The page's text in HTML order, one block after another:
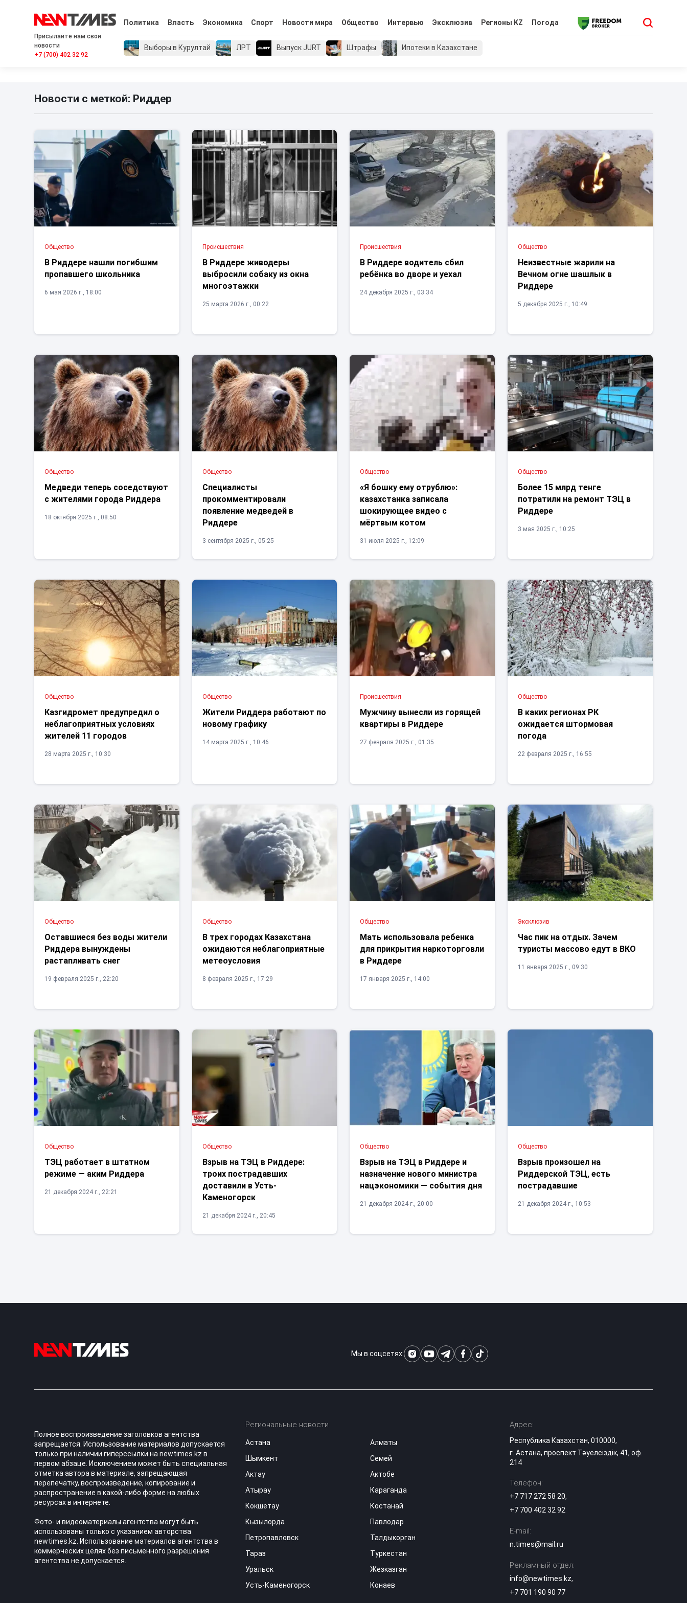
Присылайте нам свои
новости
+7 (700) 402 32 92
Политика Власть Экономика Спорт Новости мира Общество Интервью Эксклюзив Регионы KZ Погода
Выборы в Курултай ЛРТ Выпуск JURT Штрафы Ипотеки в Казахстане
Новости с меткой: Риддер
Общество
В Риддере нашли погибшим
пропавшего школьника
6 мая 2026 г., 18:00
Проиcшествия
В Риддере живодеры
выбросили собаку из окна
многоэтажки
25 марта 2026 г., 00:22
Проиcшествия
В Риддере водитель сбил
ребёнка во дворе и уехал
24 декабря 2025 г., 03:34
Общество
Неизвестные жарили на
Вечном огне шашлык в
Риддере
5 декабря 2025 г., 10:49
Общество
Медведи теперь соседствуют
с жителями города Риддера
18 октября 2025 г., 08:50
Общество
Специалисты
прокомментировали
появление медведей в
Риддере
3 сентября 2025 г., 05:25
Общество
«Я бошку ему отрублю»:
казахстанка записала
шокирующее видео с
мёртвым котом
31 июля 2025 г., 12:09
Общество
Более 15 млрд тенге
потратили на ремонт ТЭЦ в
Риддере
3 мая 2025 г., 10:25
Общество
Казгидромет предупредил о
неблагоприятных условиях
жителей 11 городов
28 марта 2025 г., 10:30
Общество
Жители Риддера работают по
новому графику
14 марта 2025 г., 10:46
Проиcшествия
Мужчину вынесли из горящей
квартиры в Риддере
27 февраля 2025 г., 01:35
Общество
В каких регионах РК
ожидается штормовая
погода
22 февраля 2025 г., 16:55
Общество
Оставшиеся без воды жители
Риддера вынуждены
растапливать снег
19 февраля 2025 г., 22:20
Общество
В трех городах Казахстана
ожидаются неблагоприятные
метеоусловия
8 февраля 2025 г., 17:29
Общество
Мать использовала ребенка
для прикрытия наркоторговли
в Риддере
17 января 2025 г., 14:00
Эксклюзив
Час пик на отдых. Зачем
туристы массово едут в ВКО
11 января 2025 г., 09:30
Общество
ТЭЦ работает в штатном
режиме — аким Риддера
21 декабря 2024 г., 22:21
Общество
Взрыв на ТЭЦ в Риддере:
троих пострадавших
доставили в Усть-
Каменогорск
21 декабря 2024 г., 20:45
Общество
Взрыв на ТЭЦ в Риддере и
назначение нового министра
нацэкономики — события дня
21 декабря 2024 г., 20:00
Общество
Взрыв произошел на
Риддерской ТЭЦ, есть
пострадавшие
21 декабря 2024 г., 10:53
Мы в соцсетях:
Полное воспроизведение заголовков агентства
запрещается. Использование материалов допускается
только при наличии гиперссылки на newtimes.kz в
первом абзаце. Исключением может быть специальная
отметка автора в материале, запрещающая
перепечатку, воспроизведение, копирование и
распространение в какой-либо форме на любых
ресурсах в интернете.
Фото- и видеоматериалы агентства могут быть
использованы только с указанием авторства
newtimes.kz. Использование материалов агентства в
коммерческих целях без письменного разрешения
агентства не допускается.
Региональные новости
Астана
Алматы
Шымкент
Семей
Актау
Актобе
Атырау
Караганда
Кокшетау
Костанай
Кызылорда
Павлодар
Петропавловск
Талдыкорган
Тараз
Туркестан
Уральск
Жезказган
Усть-Каменогорск
Конаев
Адрес:
Республика Казахстан, 010000,
г. Астана, проспект Тәуелсіздік, 41, оф.
214
Телефон:
+7 717 272 58 20,
+7 700 402 32 92
E-mail:
n.times@mail.ru
Рекламный отдел:
info@newtimes.kz,
+7 701 190 90 77